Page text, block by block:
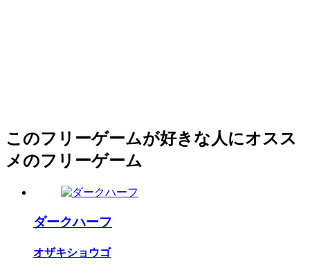
このフリーゲームが好きな人にオスス
メのフリーゲーム
ダークハーフ
オザキショウゴ